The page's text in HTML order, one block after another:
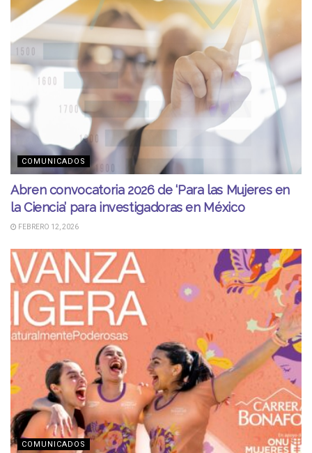
COMUNICADOS
Abren convocatoria 2026 de ‘Para las Mujeres en
la Ciencia’ para investigadoras en México
FEBRERO 12, 2026
COMUNICADOS